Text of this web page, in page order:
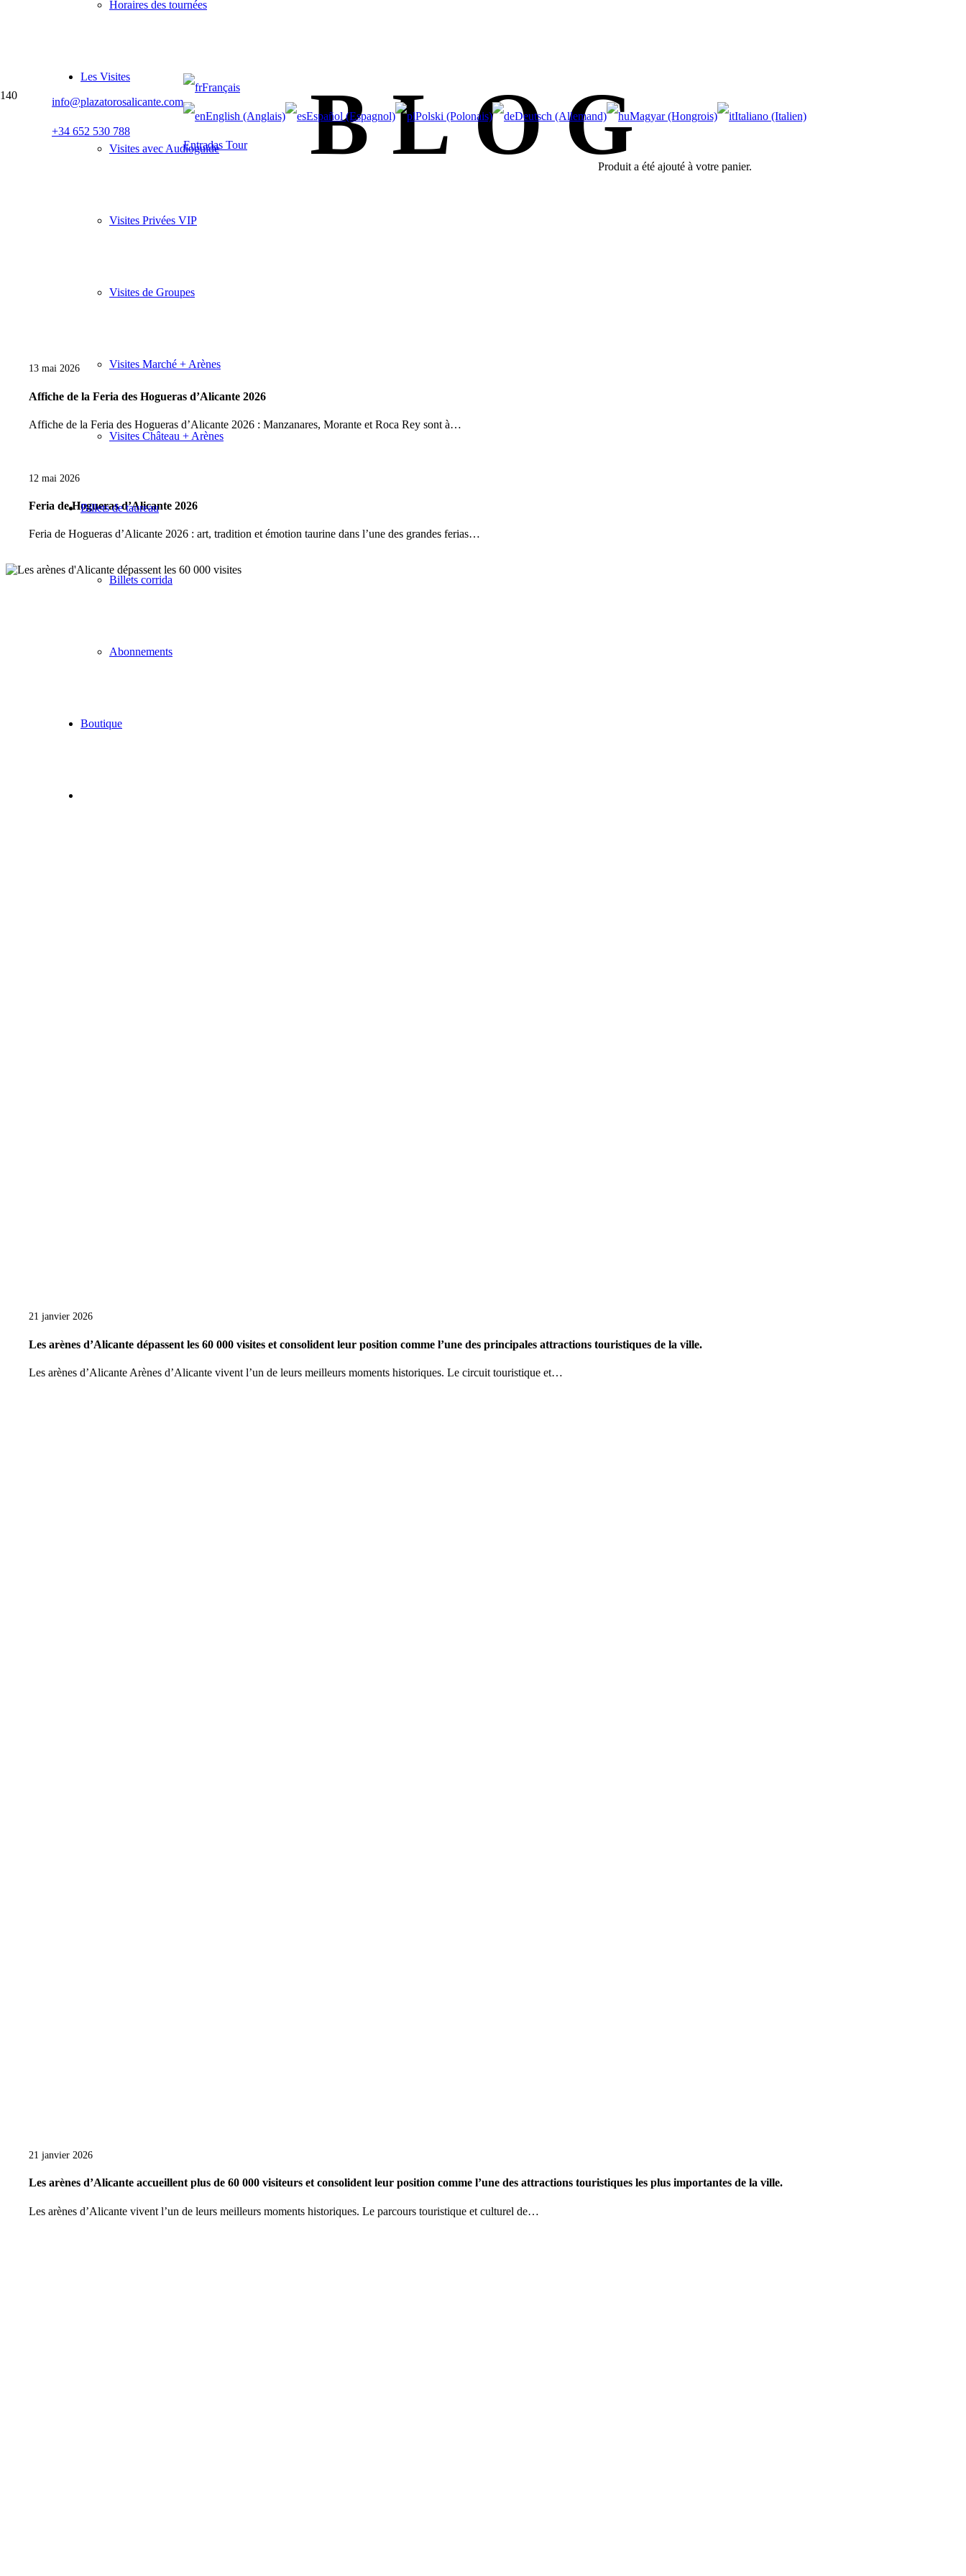
info@plazatorosalicante.com
+34 652 530 788
Français
English (Anglais) Español (Espagnol) Polski (Polonais) Deutsch (Allemand) Magyar (Hongrois) Italiano (Italien)
Entradas Tour
Horaires des tournées
Les Visites
Visites avec Audioguide
Visites Privées VIP
Visites de Groupes
Visites Marché + Arènes
Visites Château + Arènes
Billets de taureau
Billets corrida
Abonnements
Boutique
Produit a été ajouté à votre panier.
BLOG
13 mai 2026
Affiche de la Feria des Hogueras d’Alicante 2026
Affiche de la Feria des Hogueras d’Alicante 2026 : Manzanares, Morante et Roca Rey sont à…
12 mai 2026
Feria de Hogueras d’Alicante 2026
Feria de Hogueras d’Alicante 2026 : art, tradition et émotion taurine dans l’une des grandes ferias…
21 janvier 2026
Les arènes d’Alicante dépassent les 60 000 visites et consolident leur position comme l’une des principales attractions touristiques de la ville.
Les arènes d’Alicante Arènes d’Alicante vivent l’un de leurs meilleurs moments historiques. Le circuit touristique et…
21 janvier 2026
Les arènes d’Alicante accueillent plus de 60 000 visiteurs et consolident leur position comme l’une des attractions touristiques les plus importantes de la ville.
Les arènes d’Alicante vivent l’un de leurs meilleurs moments historiques. Le parcours touristique et culturel de…